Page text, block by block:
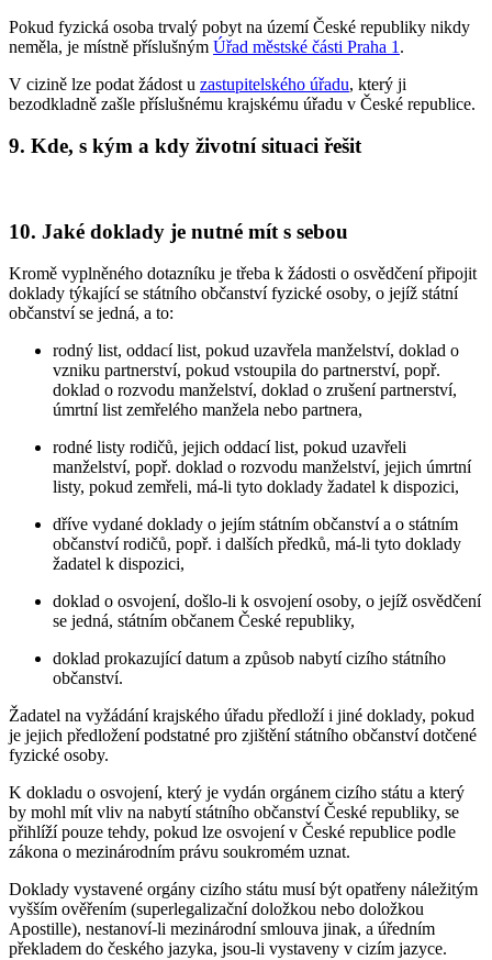
Pokud fyzická osoba trvalý pobyt na území České republiky nikdy
neměla, je místně příslušným Úřad městské části Praha 1 .
V cizině lze podat žádost u zastupitelského úřadu, který ji
bezodkladně zašle příslušnému krajskému úřadu v České republice.
9. Kde, s kým a kdy životní situaci řešit
10. Jaké doklady je nutné mít s sebou
Kromě vyplněného dotazníku je třeba k žádosti o osvědčení připojit
doklady týkající se státního občanství fyzické osoby, o jejíž státní
občanství se jedná, a to:
rodný list, oddací list, pokud uzavřela manželství, doklad o
vzniku partnerství, pokud vstoupila do partnerství, popř.
doklad o rozvodu manželství, doklad o zrušení partnerství,
úmrtní list zemřelého manžela nebo partnera,
rodné listy rodičů, jejich oddací list, pokud uzavřeli
manželství, popř. doklad o rozvodu manželství, jejich úmrtní
listy, pokud zemřeli, má-li tyto doklady žadatel k dispozici,
dříve vydané doklady o jejím státním občanství a o státním
občanství rodičů, popř. i dalších předků, má-li tyto doklady
žadatel k dispozici,
doklad o osvojení, došlo-li k osvojení osoby, o jejíž osvědčení
se jedná, státním občanem České republiky,
doklad prokazující datum a způsob nabytí cizího státního
občanství.
Žadatel na vyžádání krajského úřadu předloží i jiné doklady, pokud
je jejich předložení podstatné pro zjištění státního občanství dotčené
fyzické osoby.
K dokladu o osvojení, který je vydán orgánem cizího státu a který
by mohl mít vliv na nabytí státního občanství České republiky, se
přihlíží pouze tehdy, pokud lze osvojení v České republice podle
zákona o mezinárodním právu soukromém uznat.
Doklady vystavené orgány cizího státu musí být opatřeny náležitým
vyšším ověřením (superlegalizační doložkou nebo doložkou
Apostille), nestanoví-li mezinárodní smlouva jinak, a úředním
překladem do českého jazyka, jsou-li vystaveny v cizím jazyce.